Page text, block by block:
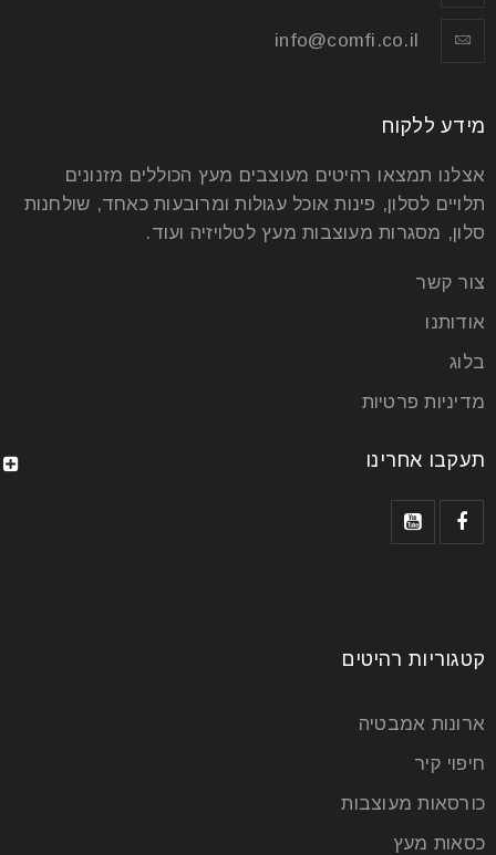
info@comfi.co.il
מידע ללקוח
אצלנו תמצאו רהיטים מעוצבים מעץ הכוללים מזנונים
תלויים לסלון, פינות אוכל עגולות ומרובעות כאחד, שולחנות
סלון, מסגרות מעוצבות מעץ לטלויזיה ועוד.
צור קשר
אודותנו
בלוג
מדיניות פרטיות
תעקבו אחרינו
קטגוריות רהיטים
ארונות אמבטיה
חיפוי קיר
כורסאות מעוצבות
כסאות מעץ